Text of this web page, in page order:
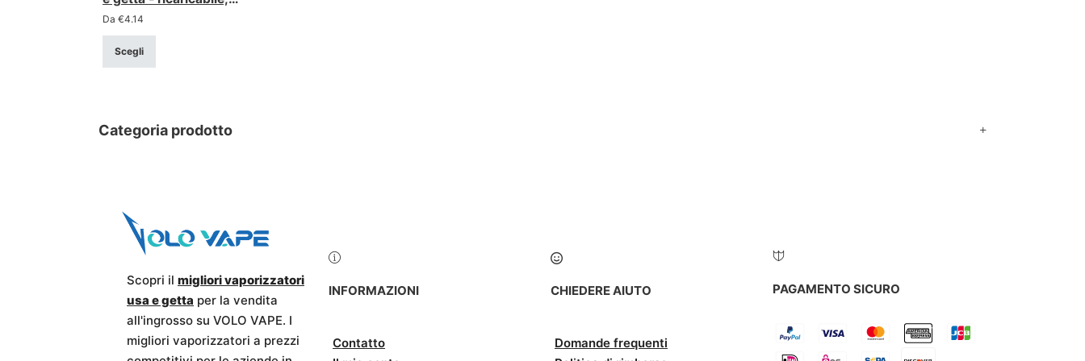
bobina a rete, luci LED
Da €4.14
Scegli
Categoria prodotto
Scopri il migliori vaporizzatori
usa e getta per la vendita
all'ingrosso su VOLO VAPE. I
migliori vaporizzatori a prezzi
INFORMAZIONI
Contatto
CHIEDERE AIUTO
Domande frequenti
PAGAMENTO SICURO